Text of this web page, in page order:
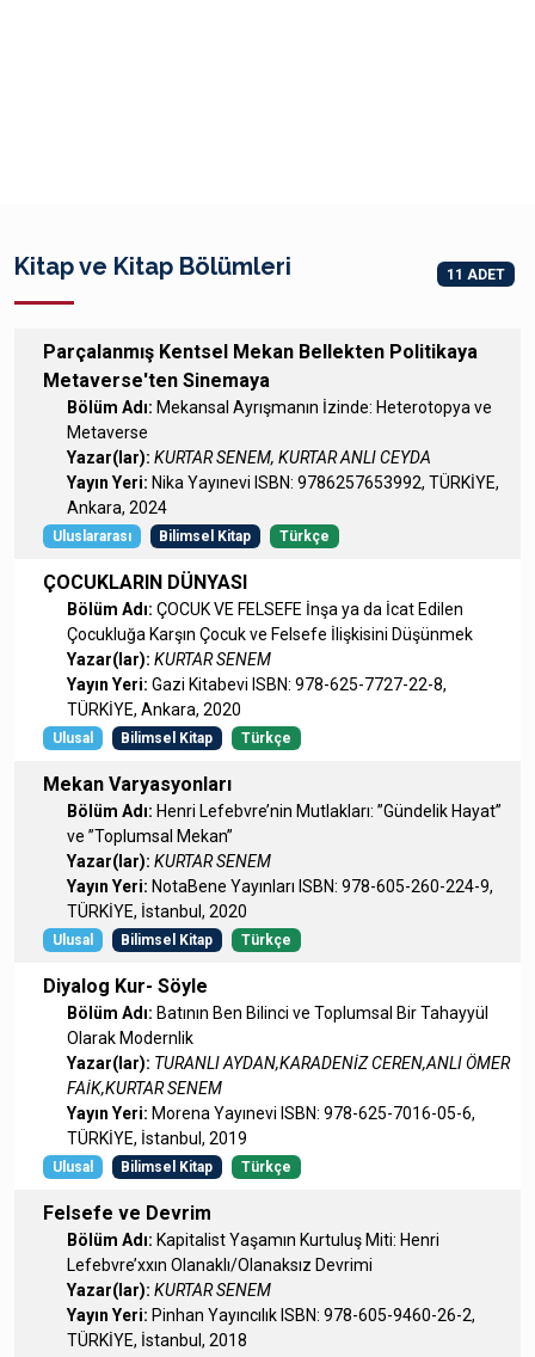
Kitap ve Kitap Bölümleri 11 ADET
Parçalanmış Kentsel Mekan Bellekten Politikaya
Metaverse'ten Sinemaya
Bölüm Adı: Mekansal Ayrışmanın İzinde: Heterotopya ve
Metaverse
Yazar(lar): KURTAR SENEM, KURTAR ANLI CEYDA
Yayın Yeri: Nika Yayınevi ISBN: 9786257653992, TÜRKİYE,
Ankara, 2024
Uluslararası Bilimsel Kitap Türkçe
ÇOCUKLARIN DÜNYASI
Bölüm Adı: ÇOCUK VE FELSEFE İnşa ya da İcat Edilen
Çocukluğa Karşın Çocuk ve Felsefe İlişkisini Düşünmek
Yazar(lar): KURTAR SENEM
Yayın Yeri: Gazi Kitabevi ISBN: 978-625-7727-22-8,
TÜRKİYE, Ankara, 2020
Ulusal Bilimsel Kitap Türkçe
Mekan Varyasyonları
Bölüm Adı: Henri Lefebvre’nin Mutlakları: ”Gündelik Hayat”
ve ”Toplumsal Mekan”
Yazar(lar): KURTAR SENEM
Yayın Yeri: NotaBene Yayınları ISBN: 978-605-260-224-9,
TÜRKİYE, İstanbul, 2020
Ulusal Bilimsel Kitap Türkçe
Diyalog Kur- Söyle
Bölüm Adı: Batının Ben Bilinci ve Toplumsal Bir Tahayyül
Olarak Modernlik
Yazar(lar): TURANLI AYDAN,KARADENİZ CEREN,ANLI ÖMER
FAİK,KURTAR SENEM
Yayın Yeri: Morena Yayınevi ISBN: 978-625-7016-05-6,
TÜRKİYE, İstanbul, 2019
Ulusal Bilimsel Kitap Türkçe
Felsefe ve Devrim
Bölüm Adı: Kapitalist Yaşamın Kurtuluş Miti: Henri
Lefebvre’xxın Olanaklı/Olanaksız Devrimi
Yazar(lar): KURTAR SENEM
Yayın Yeri: Pinhan Yayıncılık ISBN: 978-605-9460-26-2,
TÜRKİYE, İstanbul, 2018